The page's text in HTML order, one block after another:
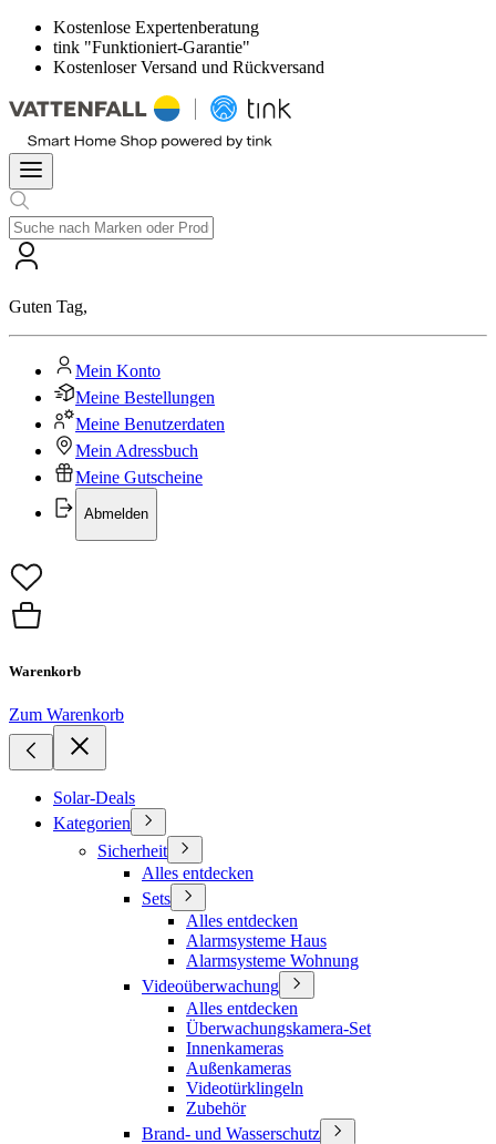
Kostenlose Expertenberatung
tink "Funktioniert-Garantie"
Kostenloser Versand und Rückversand
Guten Tag,
Mein Konto
Meine Bestellungen
Meine Benutzerdaten
Mein Adressbuch
Meine Gutscheine
Abmelden
Warenkorb
Zum Warenkorb
Solar-Deals
Kategorien
Sicherheit
Alles entdecken
Sets
Alles entdecken
Alarmsysteme Haus
Alarmsysteme Wohnung
Videoüberwachung
Alles entdecken
Überwachungskamera-Set
Innenkameras
Außenkameras
Videotürklingeln
Zubehör
Brand- und Wasserschutz